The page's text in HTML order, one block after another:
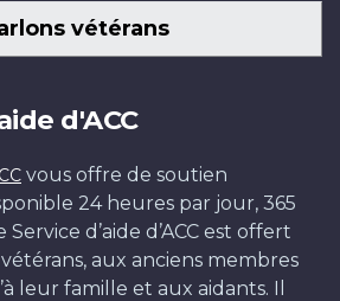
vétérans
d'ACC
vous offre de soutien
24 heures par jour, 365
d’aide d’ACC est offert
aux anciens membres
leur famille et aux aidants. Il